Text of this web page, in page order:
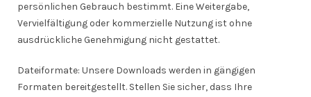
persönlichen Gebrauch bestimmt. Eine Weitergabe,
Vervielfältigung oder kommerzielle Nutzung ist ohne
ausdrückliche Genehmigung nicht gestattet.
Dateiformate: Unsere Downloads werden in gängigen
Formaten bereitgestellt. Stellen Sie sicher, dass Ihre